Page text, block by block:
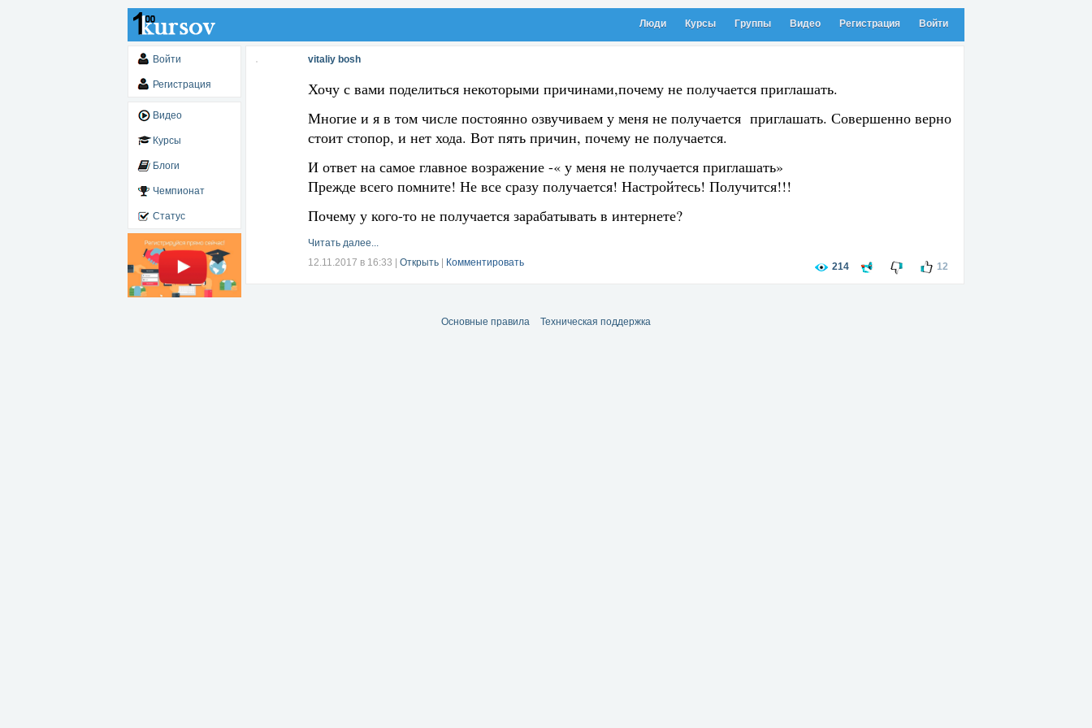
Люди Курсы Группы Видео Регистрация Войти
Войти
Регистрация
Видео
Курсы
Блоги
Чемпионат
Статус
vitaliy bosh
Хочу с вами поделиться некоторыми причинами,почему не получается приглашать.
Многие и я в том числе постоянно озвучиваем у меня не получается приглашать. Совершенно верно
стоит стопор, и нет хода. Вот пять причин, почему не получается.
И ответ на самое главное возражение -« у меня не получается приглашать»
Прежде всего помните! Не все сразу получается! Настройтесь! Получится!!!
Почему у кого-то не получается зарабатывать в интернете?
Читать далее...
12.11.2017 в 16:33
Открыть Комментировать 214 12
Основные правила Техническая поддержка